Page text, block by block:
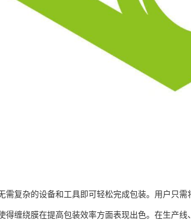
需复杂的设备和工具即可轻松完成包装。用户只
得缠绕膜在提高包装效率方面表现出色。在生产